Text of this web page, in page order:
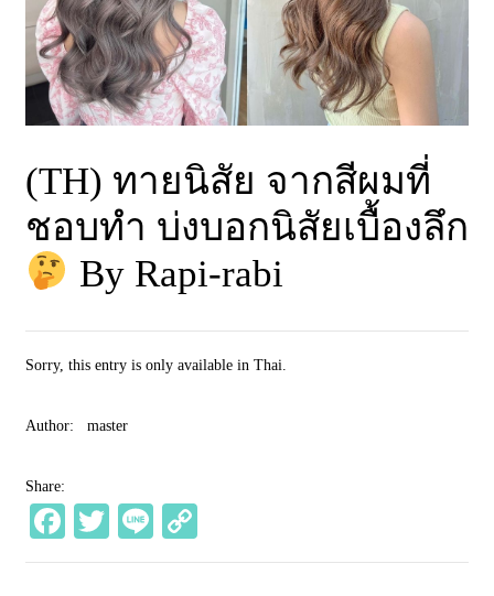
(TH) ทายนิสัย จากสีผมที่
ชอบทำ บ่งบอกนิสัยเบื้องลึก
By Rapi-rabi
Sorry, this entry is only available in Thai
Author: master
Share:
Fa
ce
T
wi
Li
ne op